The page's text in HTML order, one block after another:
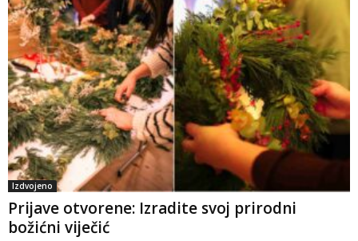
Izdvojeno
Prijave otvorene: Izradite svoj prirodni
božićni viječić